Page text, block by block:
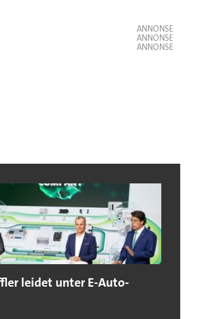
leidet unter E-Auto-